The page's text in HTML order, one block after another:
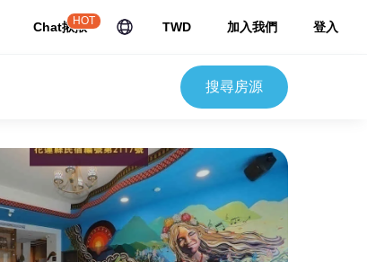
Chat揪揪
HOT TWD 加入我們 登入
搜尋房源